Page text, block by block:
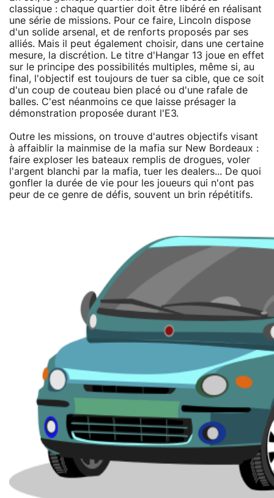
classique : chaque quartier doit être libéré en réalisant
une série de missions. Pour ce faire, Lincoln dispose
d'un solide arsenal, et de renforts proposés par ses
alliés. Mais il peut également choisir, dans une certaine
mesure, la discrétion. Le titre d'Hangar 13 joue en effet
sur le principe des possibilités multiples, même si, au
final, l'objectif est toujours de tuer sa cible, que ce soit
d'un coup de couteau bien placé ou d'une rafale de
balles. C'est néanmoins ce que laisse présager la
démonstration proposée durant l'E3.
Outre les missions, on trouve d'autres objectifs visant
à affaiblir la mainmise de la mafia sur New Bordeaux :
faire exploser les bateaux remplis de drogues, voler
l'argent blanchi par la mafia, tuer les dealers... De quoi
gonfler la durée de vie pour les joueurs qui n'ont pas
peur de ce genre de défis, souvent un brin répétitifs.